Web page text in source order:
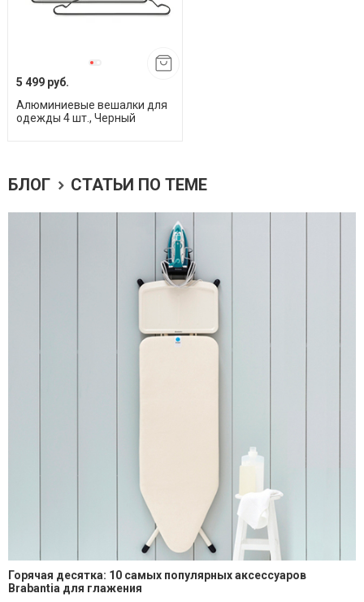
5 499 руб.
Алюминиевые вешалки для
одежды 4 шт., Черный
БЛОГ СТАТЬИ ПО ТЕМЕ
Горячая десятка: 10 самых популярных аксессуаров
Brabantia для глажения